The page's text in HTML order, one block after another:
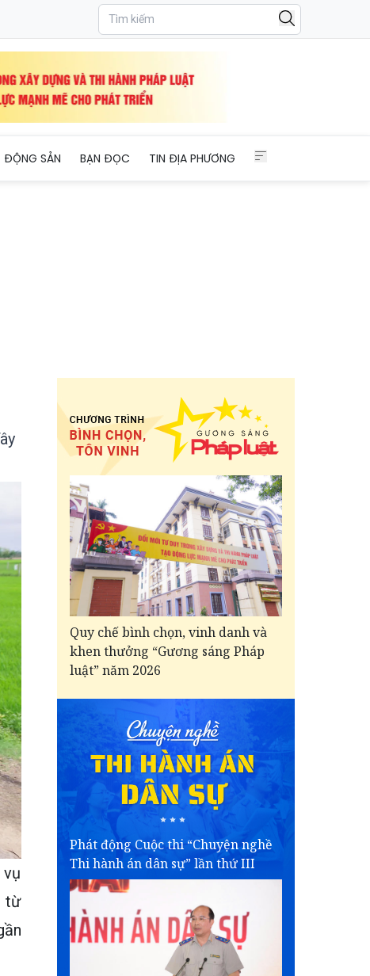
ĐỘNG SẢN BẠN ĐỌC TIN ĐỊA PHƯƠNG
từ
Quy chế bình chọn, vinh danh và
khen thưởng “Gương sáng Pháp
luật” năm 2026
Phát động Cuộc thi “Chuyện nghề
Thi hành án dân sự” lần thứ III